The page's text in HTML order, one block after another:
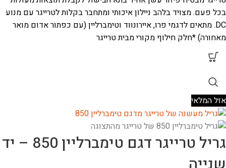
בכל פעם. מצויד בלהב ניילון איכותי ומתחבר בקלות לטרייגר עם מנוע
DC. מתאים לדגמי פרו, איירונווד וטימברליין (עם כפתור אדום מואר
מאחורה)*חלק חילוף מקורי מבית טרייגר
אזל המלאי
גריל טרייגר דגם טימברליין 850 – יד